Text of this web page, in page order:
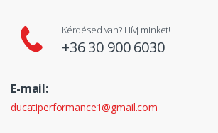
Kérdésed van? Hívj minket!
+36 30 900 6030
E-mail:
ducatiperformance1@gmail.com